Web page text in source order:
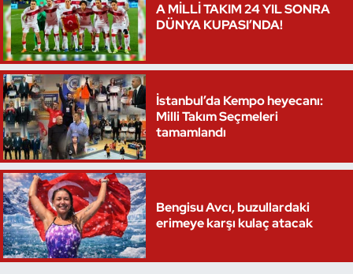
A MİLLİ TAKIM 24 YIL SONRA
DÜNYA KUPASI’NDA!
İstanbul’da Kempo heyecanı:
Milli Takım Seçmeleri
tamamlandı
Bengisu Avcı, buzullardaki
erimeye karşı kulaç atacak